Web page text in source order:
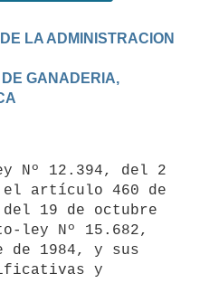
LA ADMINISTRACION
DE GANADERIA,
artículo 460 de
19 de octubre
ley Nº 15.682,
de 1984, y sus
y